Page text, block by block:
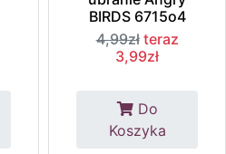
BIRDS 6715o4
4,99zł teraz
3,99zł
Do
Koszyka